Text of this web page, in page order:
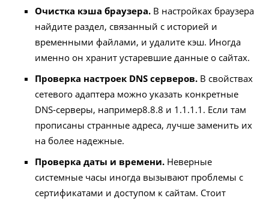
Очистка кэша браузера. В настройках браузера
найдите раздел, связанный с историей и
временными файлами, и удалите кэш. Иногда
именно он хранит устаревшие данные о сайтах.
Проверка настроек DNS серверов. В свойствах
сетевого адаптера можно указать конкретные
DNS‑серверы, например8.8.8 и 1.1.1.1. Если там
прописаны странные адреса, лучше заменить их
на более надежные.
Проверка даты и времени. Неверные
системные часы иногда вызывают проблемы с
сертификатами и доступом к сайтам. Стоит